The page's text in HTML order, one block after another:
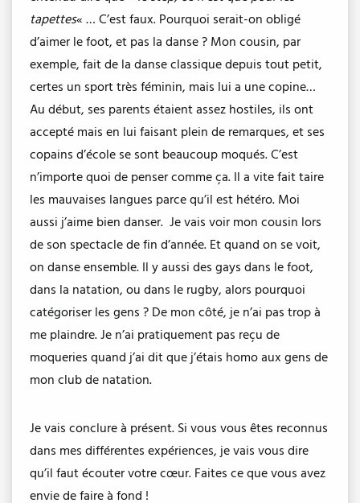
tapettes« … C’est faux. Pourquoi serait-on obligé
d’aimer le foot, et pas la danse ? Mon cousin, par
exemple, fait de la danse classique depuis tout petit,
certes un sport très féminin, mais lui a une copine…
Au début, ses parents étaient assez hostiles, ils ont
accepté mais en lui faisant plein de remarques, et ses
copains d’école se sont beaucoup moqués. C’est
n’importe quoi de penser comme ça. Il a vite fait taire
les mauvaises langues parce qu’il est hétéro. Moi
aussi j’aime bien danser. Je vais voir mon cousin lors
de son spectacle de fin d’année. Et quand on se voit,
on danse ensemble. Il y aussi des gays dans le foot,
dans la natation, ou dans le rugby, alors pourquoi
catégoriser les gens ? De mon côté, je n’ai pas trop à
me plaindre. Je n’ai pratiquement pas reçu de
moqueries quand j’ai dit que j’étais homo aux gens de
mon club de natation.
Je vais conclure à présent. Si vous vous êtes reconnus
dans mes différentes expériences, je vais vous dire
qu’il faut écouter votre cœur. Faites ce que vous avez
envie de faire à fond !